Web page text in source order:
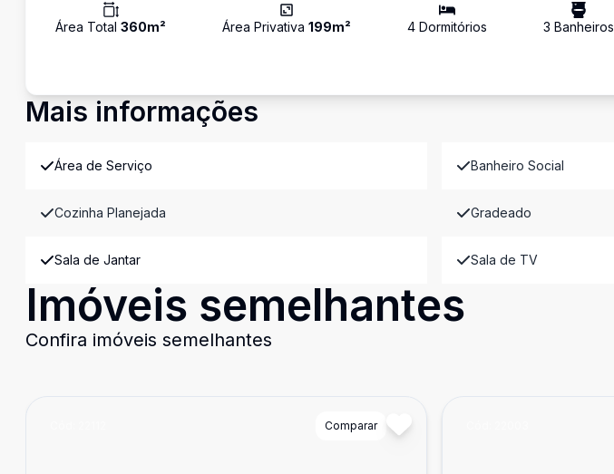
Área Total 360m² Área Privativa 199m² 4Dormitórios 3 Banheiros
Mais informações
Área de Serviço Banheiro Social
Cozinha Planejada Gradeado
Sala de Jantar Sala de TV
Imóveis semelhantes
Confira imóveis semelhantes
Comparar